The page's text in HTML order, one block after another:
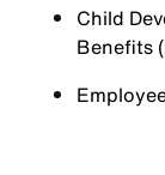
Child
Benefits